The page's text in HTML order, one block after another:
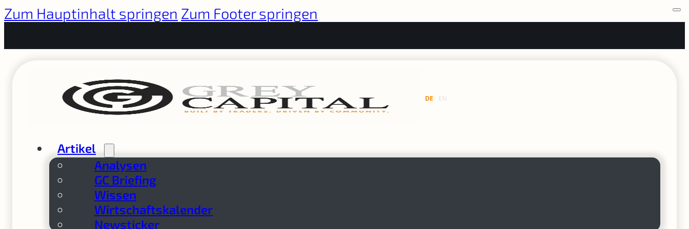
Zum Hauptinhalt springen Zum Footer springen
DE
Artikel
Analysen
GC Briefing
Wissen
Wirtschaftskalender
Newsticker